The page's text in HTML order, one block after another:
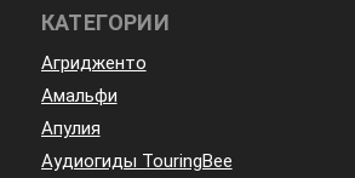
КАТЕГОРИИ
Агридженто
Амальфи
Апулия
Аудиогиды TouringBee